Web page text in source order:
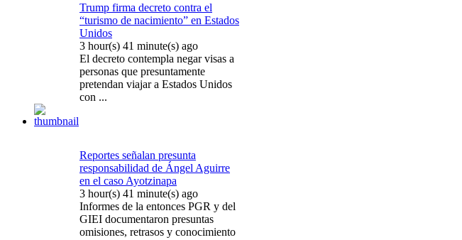
Trump firma decreto contra el
“turismo de nacimiento” en Estados
Unidos
3 hour(s) 41 minute(s) ago
El decreto contempla negar visas a
personas que presuntamente
pretendan viajar a Estados Unidos
con ...
Reportes señalan presunta
responsabilidad de Ángel Aguirre
en el caso Ayotzinapa
3 hour(s) 41 minute(s) ago
Informes de la entonces PGR y del
GIEI documentaron presuntas
omisiones, retrasos y conocimiento